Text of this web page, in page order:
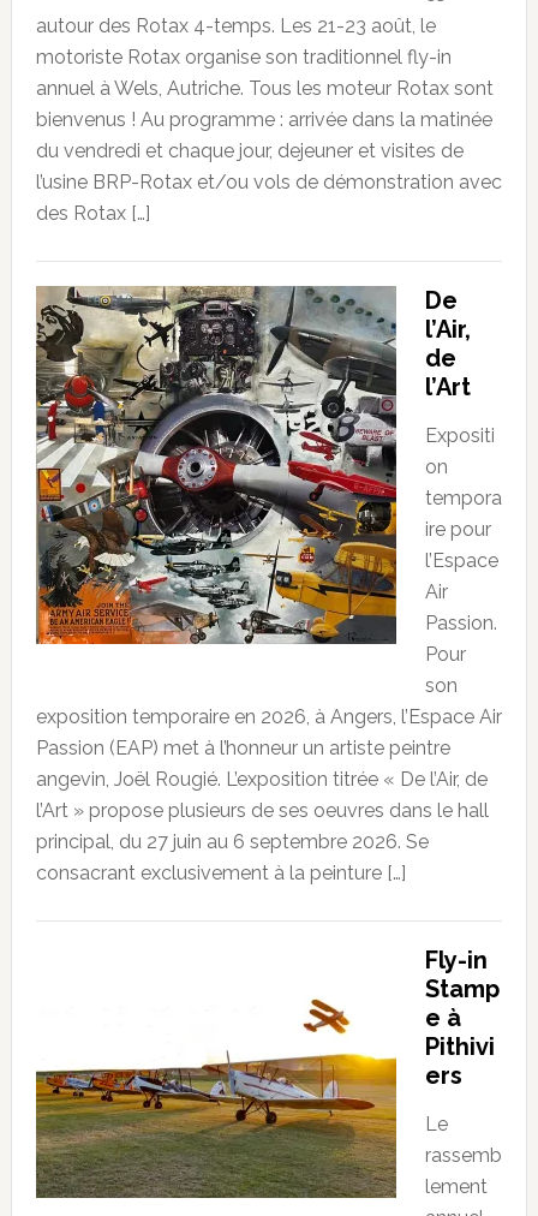
autour des Rotax 4-temps. Les 21-23 août, le
motoriste Rotax organise son traditionnel fly-in
annuel à Wels, Autriche. Tous les moteur Rotax sont
bienvenus ! Au programme : arrivée dans la matinée
du vendredi et chaque jour, dejeuner et visites de
l’usine BRP-Rotax et/ou vols de démonstration avec
des Rotax […]
De
l’Air,
de
l’Art
Expositi
on
tempora
ire pour
l’Espace
Air
Passion.
Pour
son
exposition temporaire en 2026, à Angers, l’Espace Air
Passion (EAP) met à l’honneur un artiste peintre
angevin, Joël Rougié. L’exposition titrée « De l’Air, de
l’Art » propose plusieurs de ses oeuvres dans le hall
principal, du 27 juin au 6 septembre 2026. Se
consacrant exclusivement à la peinture […]
Fly-in
Stamp
e à
Pithivi
ers
Le
rassemb
lement